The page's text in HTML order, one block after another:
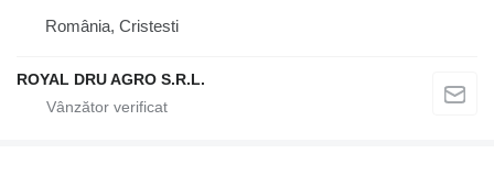
România, Cristesti
ROYAL DRU AGRO S.R.L.